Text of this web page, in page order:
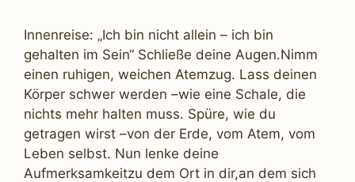
Innenreise: „Ich bin nicht allein – ich bin
gehalten im Sein“ Schließe deine Augen.Nimm
einen ruhigen, weichen Atemzug. Lass deinen
Körper schwer werden –wie eine Schale, die
nichts mehr halten muss. Spüre, wie du
getragen wirst –von der Erde, vom Atem, vom
Leben selbst. Nun lenke deine
Aufmerksamkeitzu dem Ort in dir,an dem sich